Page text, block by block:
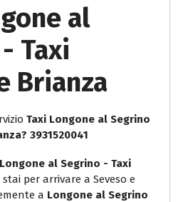
al
Taxi
Brianza
Taxi Longone al Segrino
3931520041
al Segrino - Taxi
stai per arrivare a Seveso e
a Longone al Segrino